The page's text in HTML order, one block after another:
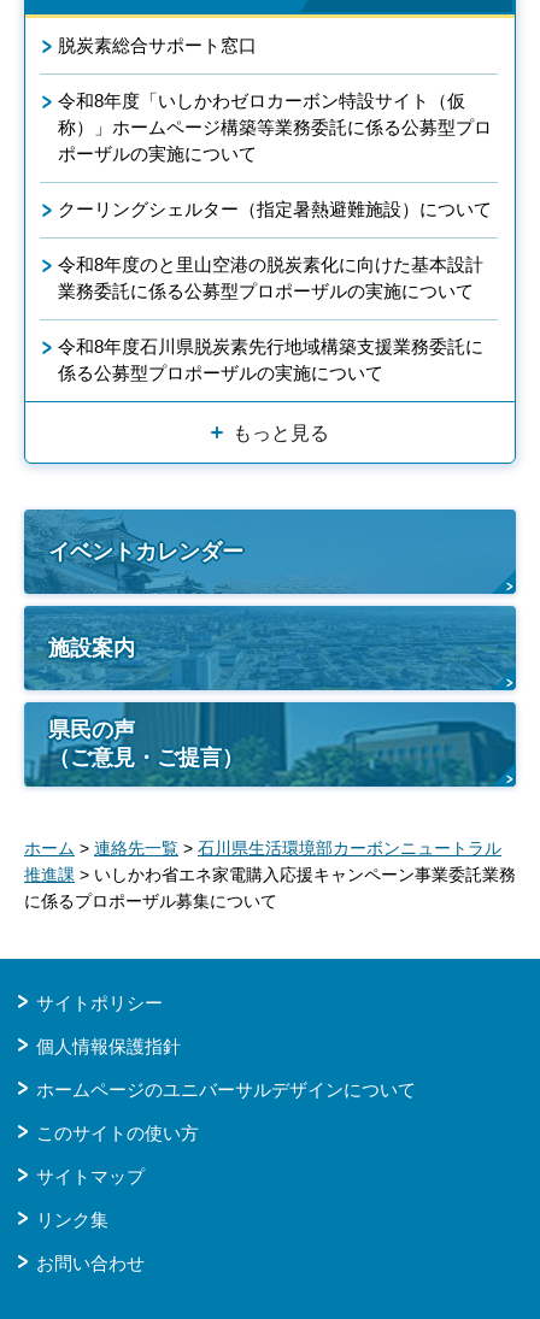
脱炭素総合サポート窓口
令和8年度「いしかわゼロカーボン特設サイト（仮
称）」ホームページ構築等業務委託に係る公募型プロ
ポーザルの実施について
クーリングシェルター（指定暑熱避難施設）について
令和8年度のと里山空港の脱炭素化に向けた基本設計
業務委託に係る公募型プロポーザルの実施について
令和8年度石川県脱炭素先行地域構築支援業務委託に
係る公募型プロポーザルの実施について
もっと見る
イベントカレンダー
施設案内
県民の声
（ご意見・ご提言）
ホーム > 連絡先一覧 > 石川県生活環境部カーボンニュートラル
推進課 > いしかわ省エネ家電購入応援キャンペーン事業委託業務
に係るプロポーザル募集について
サイトポリシー
個人情報保護指針
ホームページのユニバーサルデザインについて
このサイトの使い方
サイトマップ
リンク集
お問い合わせ